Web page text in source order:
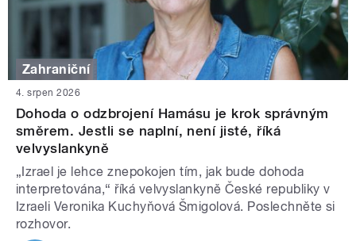
Zahraniční
4. srpen 2026
Dohoda o odzbrojení Hamásu je krok správným
směrem. Jestli se naplní, není jisté, říká
velvyslankyně
„Izrael je lehce znepokojen tím, jak bude dohoda
interpretována,“ říká velvyslankyně České republiky v
Izraeli Veronika Kuchyňová Šmigolová. Poslechněte si
rozhovor.